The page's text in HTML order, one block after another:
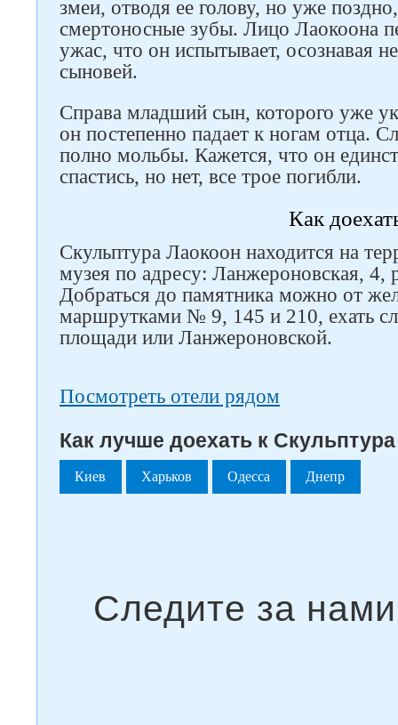
змеи, отводя ее голову, но уже
смертоносные зубы. Лицо Лаокоона
ужас, что он испытывает, осознавая
сыновей.
Справа младший сын, которого уже
он постепенно падает к ногам отца.
полно мольбы. Кажется, что он
спастись, но нет, все трое погибли.
Как
Скульптура Лаокоон находится на
музея по адресу: Ланжероновская, 4,
Добраться до памятника можно от
маршрутками № 9, 145 и 210, ехать
площади или Ланжероновской.
Посмотреть отели рядом
Как лучше доехать к
Киев Харьков Одесса Днепр